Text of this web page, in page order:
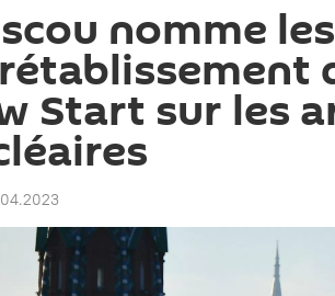
nomme
Start sur les